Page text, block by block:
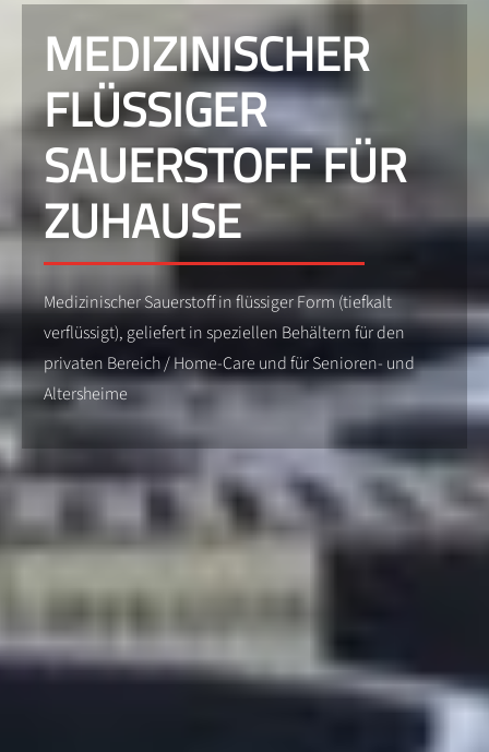
MEDIZINISCHER
FLÜSSIGER
SAUERSTOFF FÜR
ZUHAUSE
Medizinischer Sauerstoff in flüssiger Form (tiefkalt
verflüssigt), geliefert in speziellen Behältern für den
privaten Bereich / Home-Care und für Senioren- und
Altersheime